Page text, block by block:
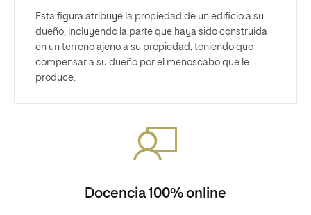
Esta figura atribuye la propiedad de un edificio a su
dueño, incluyendo la parte que haya sido construida
en un terreno ajeno a su propiedad, teniendo que
compensar a su dueño por el menoscabo que le
produce.
Docencia 100% online